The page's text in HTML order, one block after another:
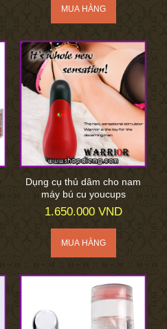
Dụng cụ thủ dâm cho nam
máy bú cu youcups
1.650.000 VND